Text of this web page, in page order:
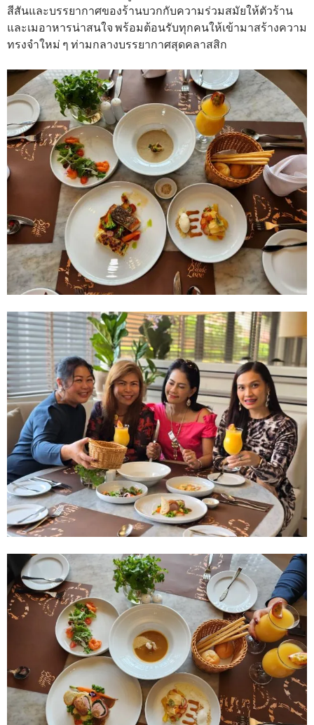
สีสันและบรรยากาศของร้านบวกกับความร่วมสมัยให้ตัวร้าน
และเมอาหารน่าสนใจ พร้อมต้อนรับทุกคนให้เข้ามาสร้างความ
ทรงจำใหม่ ๆ ท่ามกลางบรรยากาศสุดคลาสสิก